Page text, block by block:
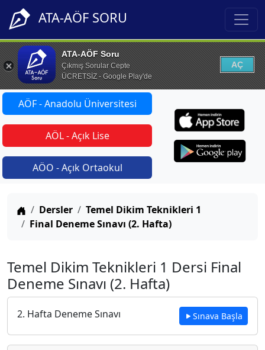
ATA-AÖF SORU
ATA-AÖF Soru
Çıkmış Sorular Cepte
ÜCRETSİZ - Google Play'de
AÇ
AÖF - Anadolu Üniversitesi
AÖL - Açık Lise
AÖO - Açık Ortaokul
Anasayfa
Dersler
Temel Dikim Teknikleri 1
Final Deneme Sınavı (2. Hafta)
Temel Dikim Teknikleri 1 Dersi Final
Deneme Sınavı (2. Hafta)
2. Hafta Deneme Sınavı Sınava Başla